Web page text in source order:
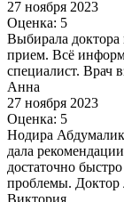
27 ноября 2023
Оценка: 5
Выбирала
прием. Всё
специалист. Врач
Анна
27 ноября 2023
Оценка: 5
Нодира
дала
достаточно
проблемы. Доктор
Виктория